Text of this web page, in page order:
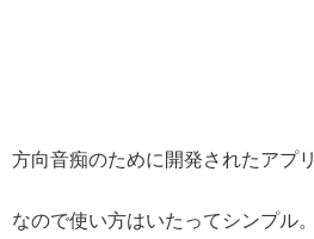
方向音痴のために開発されたアプリ
なので使い方はいたってシンプル。